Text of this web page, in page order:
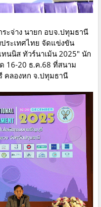
จ่าง นายก อบจ.ปทุมธานี
ระเทศไทย จัดแข่งขัน
นนิส ทัวร์นาเม้น 2025" นัก
16-20 ธ.ค.68 ที่สนาม
คลองหก จ.ปทุมธานี